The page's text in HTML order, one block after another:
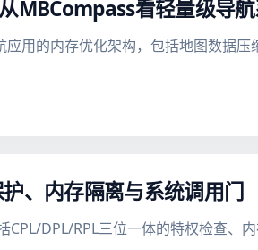
MBCompass看轻量级导
用的内存优化架构，包括地图数据
、内存隔离与系统调用门
DPL/RPL三位一体的特权检查、